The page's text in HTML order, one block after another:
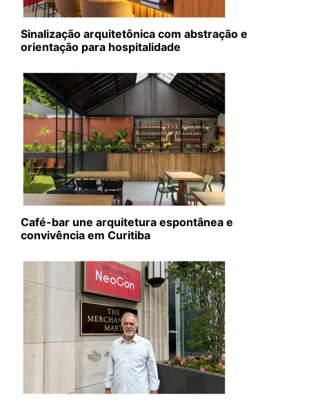
Sinalização arquitetônica com abstração e
orientação para hospitalidade
Café-bar une arquitetura espontânea e
convivência em Curitiba